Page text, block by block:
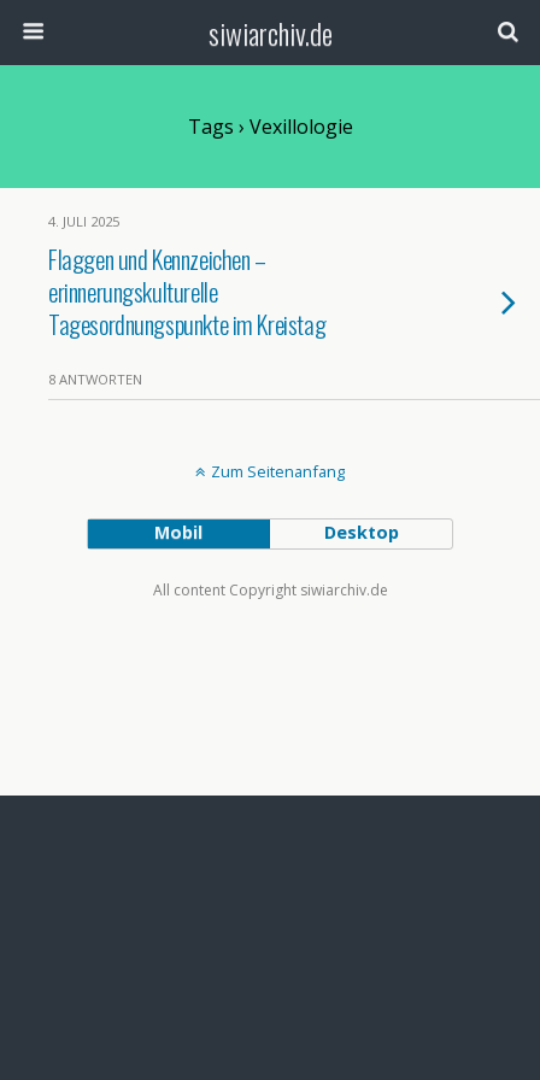
siwiarchiv.de
Tags › Vexillologie
4. JULI 2025
Flaggen und Kennzeichen –
erinnerungskulturelle
Tagesordnungspunkte im Kreistag
8 ANTWORTEN
Zum Seitenanfang
Mobil Desktop
All content Copyright siwiarchiv.de